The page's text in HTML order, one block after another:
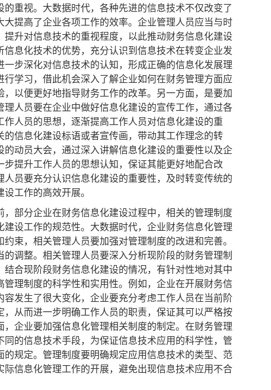
重视。大数据时代，各种先进的信息技术不仅改变了
提高了企业各项工作的效率。企业管理人员应当与时
升对信息技术的重视程度，以此推动财务信息化建设
息化技术的优势，充分认识到信息技术在转变企业发
步深化对信息技术的认知，形成正确的信息化发展理
学习，借此机会深入了解企业如何在财务管理方面应
以便更好地指导财务工作的改革。另一方面，是要加
人员要在企业中做好信息化建设的宣传工作，通过各
人员的思想，逐渐提高工作人员对信息化建设的重
信息化建设标语或者宣传画，带动其工作理念的转
动员大会，通过深入讲解信息化建设的重要性以及企
提升工作人员的思想认知，保证其能更好地配合改
员要充分认识信息化建设的重要性，及时转变传统的
工作的高效开展。
部分企业在财务信息化建设过程中，相关的管理制度
设工作的规范性。大数据时代，企业财务信息化管理
束，相关管理人员要加强对管理制度的改进和完善。
调整。相关管理人员要深入分析现阶段的财务管理制
合现阶段财务信息化建设的情况，有针对性地对其中
理制度的科学性和实用性。例如，企业在开展财务信
发生了很大变化，企业要充分考虑工作人员在当前阶
从而进一步明确工作人员的职责，保证其可以严格按
企业要加强信息化管理相关制度的制定。在财务管理
的信息技术手段，为保证信息技术应用的科学性，管
规定。管理制度要明确规定应用信息技术的类型、范
信息化管理工作的开展，避免出现信息技术应用不合